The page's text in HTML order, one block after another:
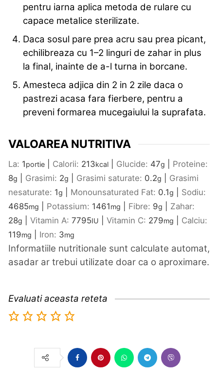
pentru iarna aplica metoda de rulare cu
capace metalice sterilizate.
Daca sosul pare prea acru sau prea picant,
echilibreaza cu 1–2 linguri de zahar in plus
la final, inainte de a-l turna in borcane.
Amesteca adjica din 2 in 2 zile daca o
pastrezi acasa fara fierbere, pentru a
preveni formarea mucegaiului la suprafata.
VALOAREA NUTRITIVA
La: 1portie Calorii: 213kcal Glucide: 47g
Proteine:
8g Grasimi: 2g Grasimi saturate: 0.2g
Grasimi
nesaturate: 1g Monounsaturated Fat: 0.1g
Sodiu:
4685mg Potassium: 1461mg Fibre: 9g
Zahar:
28g Vitamin A: 7795IU Vitamin C: 279mg
Calciu:
119mg Iron: 3mg
Informatiile nutritionale sunt calculate automat,
asadar ar trebui utilizate doar ca o aproximare.
Evaluati aceasta reteta